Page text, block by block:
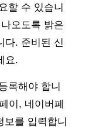
할 수 있습니
오도록 밝은
다. 준비된 신
요.
록해야 합니
이, 네이버페
보를 입력합니